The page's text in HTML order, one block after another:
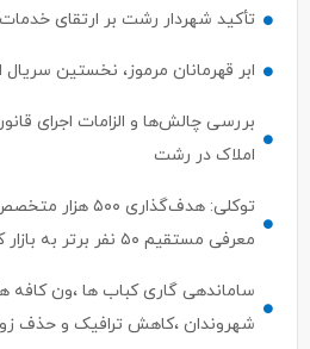
تأکید شهردار رشت بر ارتقای
ابر قهرمانان مرموز، نخستین سریال
بررسی چالش‌ها و الزامات اجرای
املاک در رشت
توکلی: هدف‌گذاری
معرفی مستقیم ۵۰ نفر برتر به بازار کار
ساماندهی گاری کباب ها ،ون کافه
شهروندان ،کاهش ترافیک و حذف